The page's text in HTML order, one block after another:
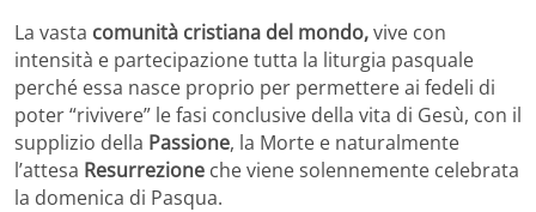
La vasta comunità cristiana del mondo,vive con
intensità e partecipazione tutta la liturgia pasquale
perché essa nasce proprio per permettere ai fedeli di
poter “rivivere” le fasi conclusive della vita di Gesù, con il
supplizio della Passione, la Morte e naturalmente
l’attesa Resurrezione che viene solennemente celebrata
la domenica di Pasqua.